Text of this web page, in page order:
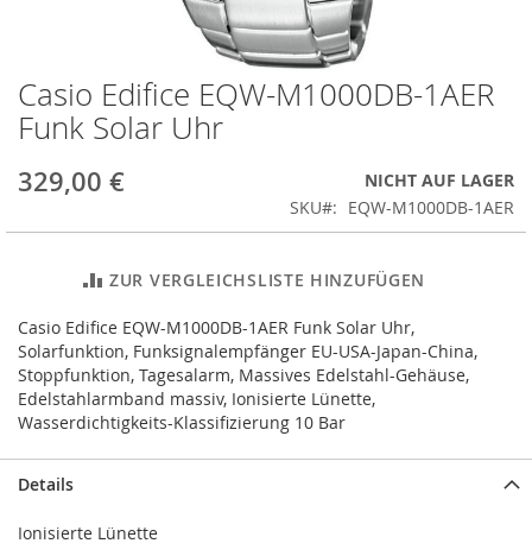
Zum
Anfang
der
springen
Casio Edifice EQW-M1000DB-1AER
Funk Solar Uhr
329,00 €
NICHT AUF LAGER
SKU
EQW-M1000DB-1AER
ZUR VERGLEICHSLISTE HINZUFÜGEN
Casio Edifice EQW-M1000DB-1AER Funk Solar Uhr,
Solarfunktion, Funksignalempfänger EU-USA-Japan-China,
Stoppfunktion, Tagesalarm, Massives Edelstahl-Gehäuse,
Edelstahlarmband massiv, Ionisierte Lünette,
Wasserdichtigkeits-Klassifizierung 10 Bar
Details
Ionisierte Lünette